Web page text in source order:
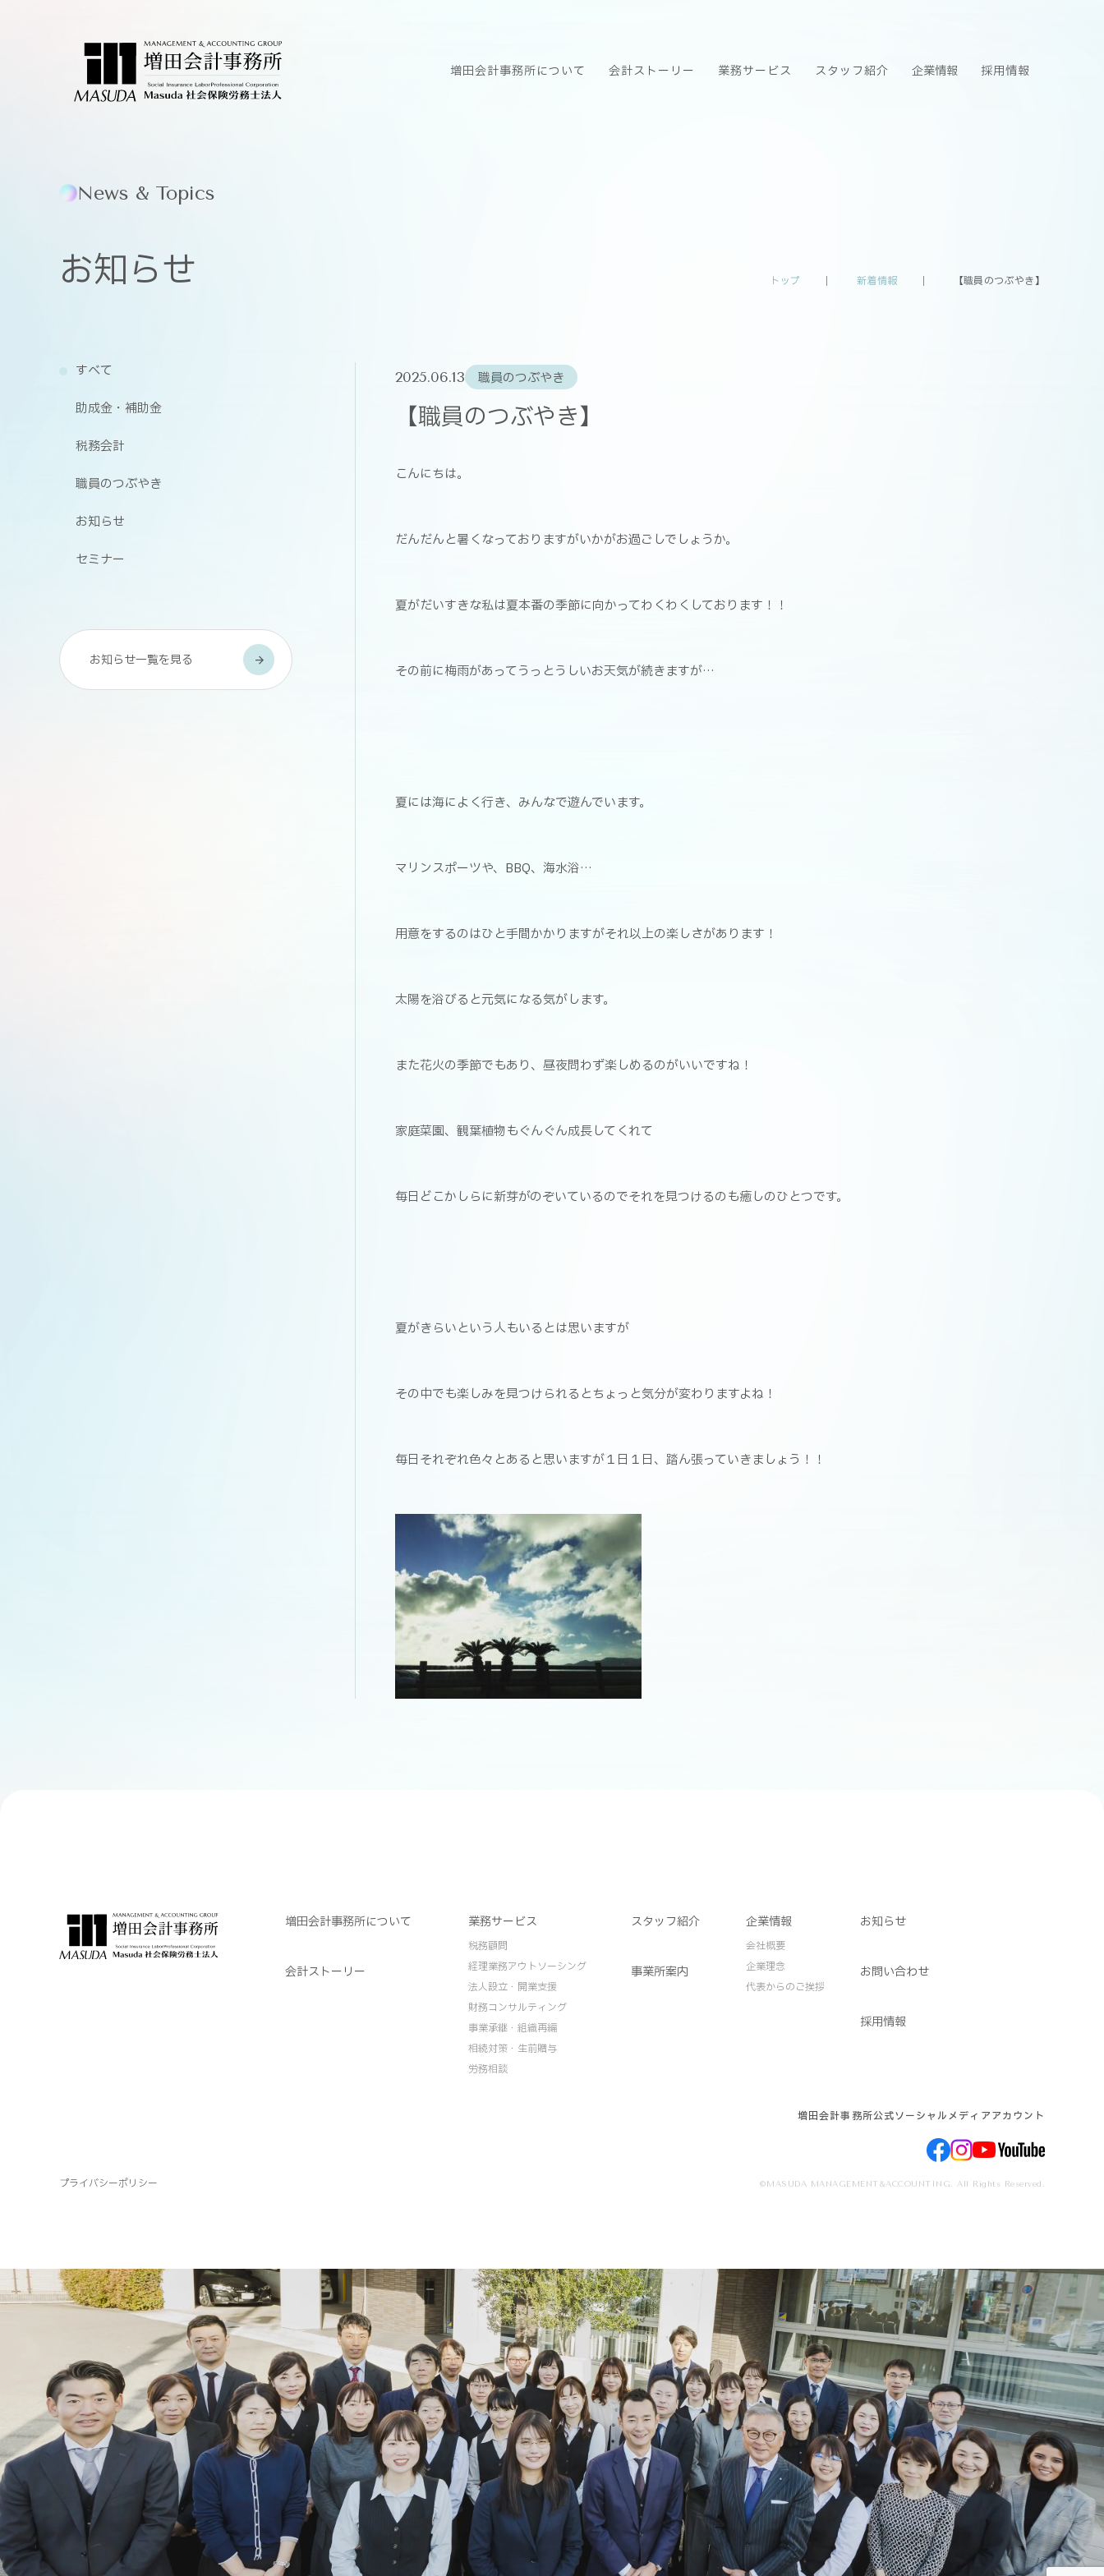
増田会計事務所について 会計ストーリー 業務サービス スタッフ紹介 企業情報 採用情報
News & Topics
お知らせ トップ 新着情報 【職員のつぶやき】
すべて
助成金・補助金
税務会計
職員のつぶやき
お知らせ
セミナー
お知らせ一覧を見る
arrow_forward arrow_forward
2025.06.13 職員のつぶやき
【職員のつぶやき】
こんにちは。
だんだんと暑くなっておりますがいかがお過ごしでしょうか。
夏がだいすきな私は夏本番の季節に向かってわくわくしております！！
その前に梅雨があってうっとうしいお天気が続きますが…
夏には海によく行き、みんなで遊んでいます。
マリンスポーツや、BBQ、海水浴…
用意をするのはひと手間かかりますがそれ以上の楽しさがあります！
太陽を浴びると元気になる気がします。
また花火の季節でもあり、昼夜問わず楽しめるのがいいですね！
家庭菜園、観葉植物もぐんぐん成長してくれて
毎日どこかしらに新芽がのぞいているのでそれを見つけるのも癒しのひとつです。
夏がきらいという人もいるとは思いますが
その中でも楽しみを見つけられるとちょっと気分が変わりますよね！
毎日それぞれ色々とあると思いますが１日１日、踏ん張っていきましょう！！
増田会計事務所について
会計ストーリー
業務サービス
税務顧問
経理業務アウトソーシング
法人設立・開業支援
財務コンサルティング
事業承継・組織再編
相続対策・生前贈与
労務相談
スタッフ紹介
事業所案内
企業情報
会社概要
企業理念
代表からのご挨拶
お知らせ
お問い合わせ
採用情報
プライバシーポリシー
増田会計事務所公式ソーシャルメディアアカウント
©MASUDA MANAGEMENT&ACCOUNTING. All Rights Reserved.